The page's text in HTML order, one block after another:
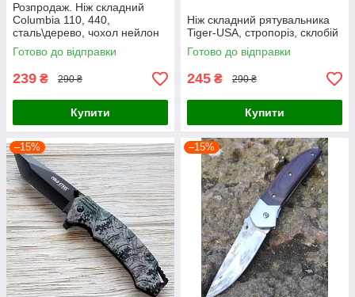
Розпродаж. Ніж складний
Columbia 110, 440,
сталь\дерево, чохол нейлон
Готово до відправки
239 ₴ 290 ₴
Купити
Ніж складний рятувальника
Tiger-USA, стропоріз, склобій
Готово до відправки
245 ₴ 290 ₴
Купити
–15% –15%